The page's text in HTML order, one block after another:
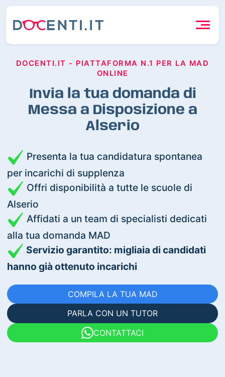
DOCENTI.IT - PIATTAFORMA N.1 PER LA MAD
ONLINE
Invia la tua domanda di
Messa a Disposizione a
Alserio
Presenta la tua candidatura spontanea
per incarichi di supplenza
Offri disponibilità a tutte le scuole di
Alserio
Affidati a un team di specialisti dedicati
alla tua domanda MAD
Servizio garantito: migliaia di candidati
hanno già ottenuto incarichi
COMPILA LA TUA MAD
PARLA CON UN TUTOR
CONTATTACI